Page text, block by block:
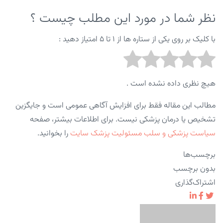
نظر شما در مورد این مطلب چیست ؟
با کلیک بر روی یکی از ستاره ها از ۱ تا ۵ امتیاز دهید :
هیچ نظری داده نشده است .
مطالب این مقاله فقط برای افزایش آگاهی عمومی است و جایگزین
تشخیص یا درمان پزشکی نیست. برای اطلاعات بیشتر، صفحه
سیاست پزشکی و سلب مسئولیت پزشک سایت را بخوانید.
برچسب‌ها
بدون برچسب
اشتراک‌گذاری